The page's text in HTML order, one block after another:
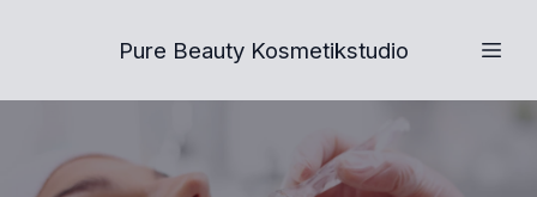
Pure Beauty Kosmetikstudio